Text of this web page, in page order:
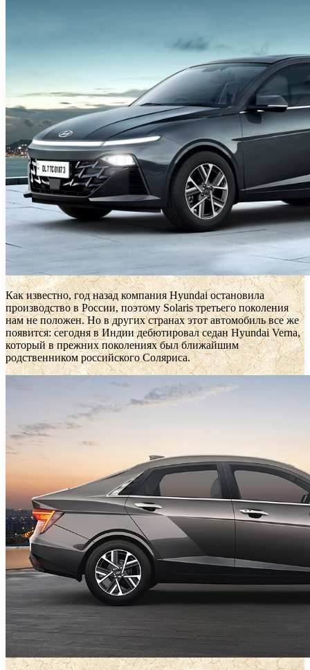
Как известно, год назад компания Hyundai остановила
производство в России, поэтому Solaris третьего поколения
нам не положен. Но в других странах этот автомобиль все же
появится: сегодня в Индии дебютировал седан Hyundai Verna,
который в прежних поколениях был ближайшим
родственником российского Соляриса.